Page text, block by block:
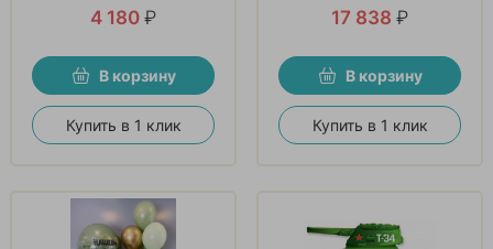
4 180 ₽
В корзину
Купить в 1 клик
17 838 ₽
В корзину
Купить в 1 клик